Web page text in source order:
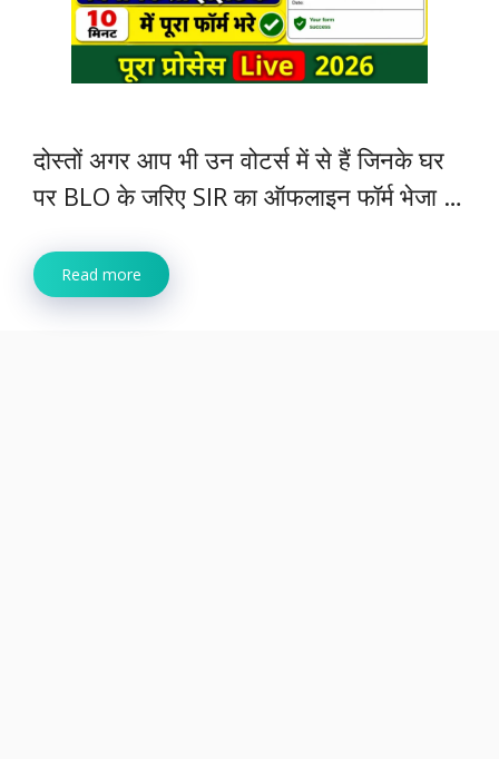
दोस्तों अगर आप भी उन वोटर्स में से हैं जिनके घर
पर BLO के जरिए SIR का ऑफलाइन फॉर्म भेजा …
Read more